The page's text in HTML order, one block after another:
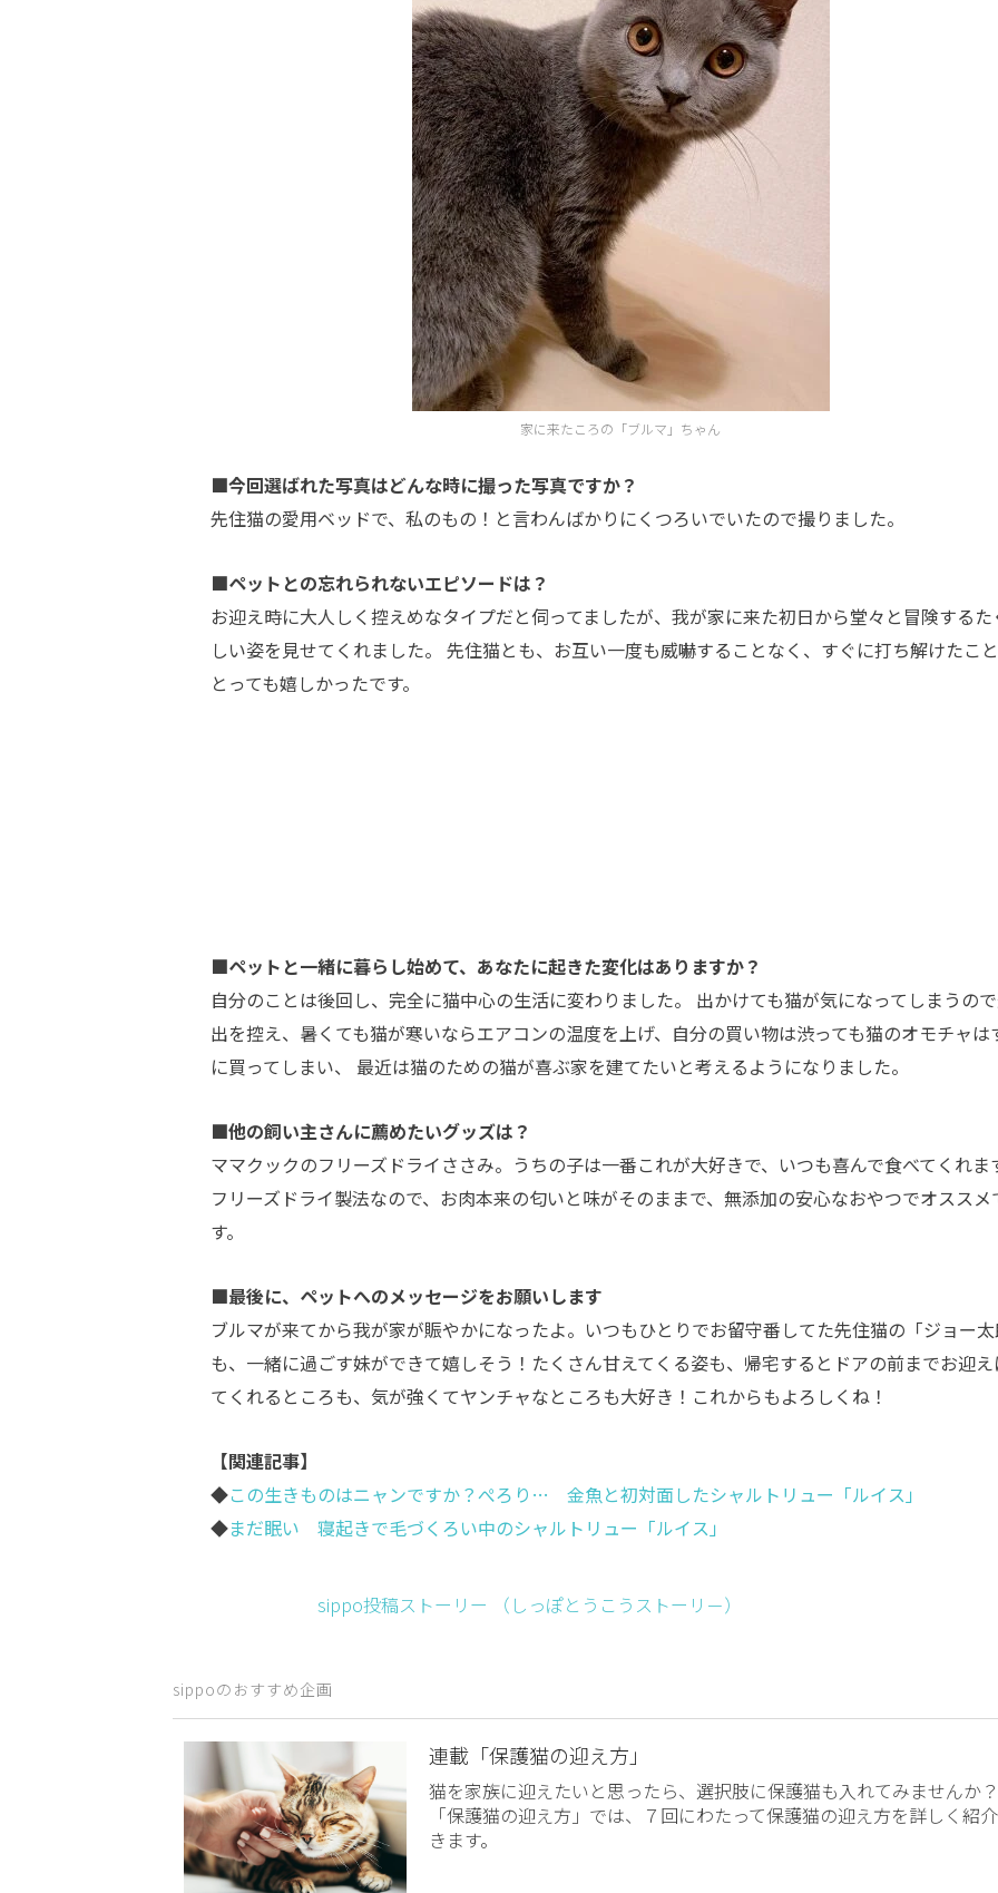
家に来たころの「ブルマ」ちゃん
■今回選ばれた写真はどんな時に撮った写真ですか？
先住猫の愛用ベッドで、私のもの！と言わんばかりにくつろいでいたので撮りました。
■ペットとの忘れられないエピソードは？
お迎え時に大人しく控えめなタイプだと伺ってましたが、我が家に来た初日から堂々と冒険するた
しい姿を見せてくれました。 先住猫とも、お互い一度も威嚇することなく、すぐに打ち解けたこ
とっても嬉しかったです。
■ペットと一緒に暮らし始めて、あなたに起きた変化はありますか？
自分のことは後回し、完全に猫中心の生活に変わりました。 出かけても猫が気になってしまうの
出を控え、暑くても猫が寒いならエアコンの温度を上げ、自分の買い物は渋っても猫のオモチャは
に買ってしまい、 最近は猫のための猫が喜ぶ家を建てたいと考えるようになりました。
■他の飼い主さんに薦めたいグッズは？
ママクックのフリーズドライささみ。うちの子は一番これが大好きで、いつも喜んで食べてくれま
フリーズドライ製法なので、お肉本来の匂いと味がそのままで、無添加の安心なおやつでオススメ
す。
■最後に、ペットへのメッセージをお願いします
ブルマが来てから我が家が賑やかになったよ。いつもひとりでお留守番してた先住猫の「ジョー太
も、一緒に過ごす妹ができて嬉しそう！たくさん甘えてくる姿も、帰宅するとドアの前までお迎え
てくれるところも、気が強くてヤンチャなところも大好き！これからもよろしくね！
【関連記事】
◆この生きものはニャンですか？ぺろり… 金魚と初対面したシャルトリュー「ルイス」
◆まだ眠い 寝起きで毛づくろい中のシャルトリュー「ルイス」
sippo投稿ストーリー （しっぽとうこうストーリ－）
sippoのおすすめ企画
連載「保護猫の迎え方」
猫を家族に迎えたいと思ったら、選択肢に保護猫も入れてみませんか
「保護猫の迎え方」では、７回にわたって保護猫の迎え方を詳しく紹
きます。